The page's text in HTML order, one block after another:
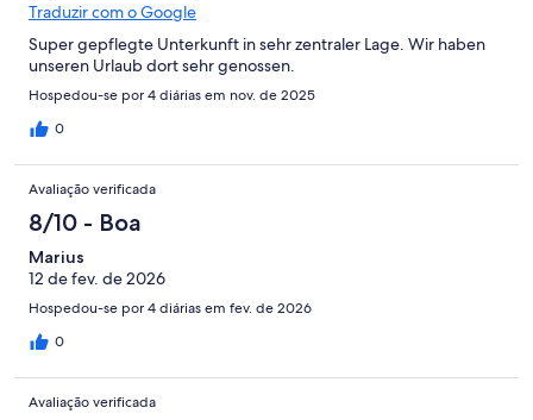
Traduzir com o Google
Super gepflegte Unterkunft in sehr zentraler Lage. Wir haben
unseren Urlaub dort sehr genossen.
Hospedou-se por 4 diárias em nov. de 2025
0
Avaliação verificada
8/10 - Boa
Marius
12 de fev. de 2026
Hospedou-se por 4 diárias em fev. de 2026
0
Avaliação verificada